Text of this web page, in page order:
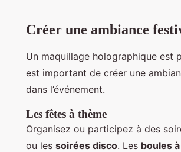
Créer une ambiance
Un maquillage holographique est
est important de créer une
dans l’événement.
Les fêtes à thème
Organisez ou participez à des
ou les soirées disco. Les boules